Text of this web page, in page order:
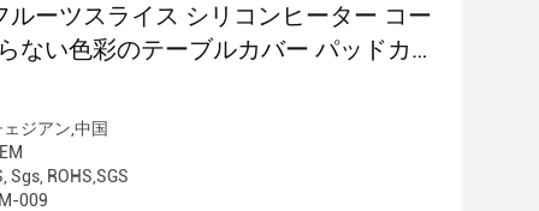
ルーツスライス シリコンヒーター コー
ない色彩のテーブルカバー パッドカ
ジアン,中国
Sgs, ROHS,SGS
009